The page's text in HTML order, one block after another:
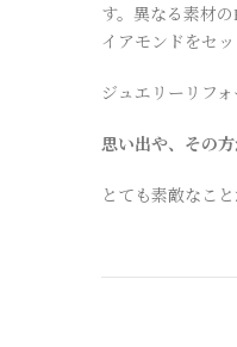
す。異なる素材
イアモンドをセッ
ジュエリーリフ
思い出や、その
とても素敵なこ